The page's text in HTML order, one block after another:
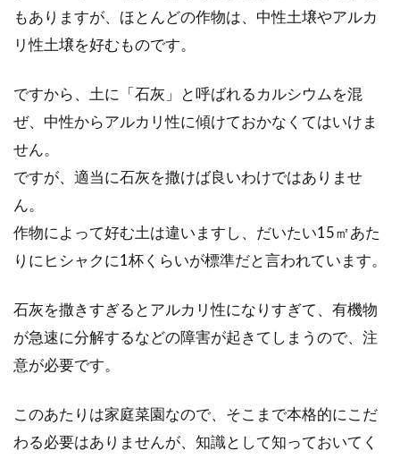
よね。味噌を使って料理することは沢山ありま
すが、そ...
トマトの栽培に適しているのは米ぬ
精米する際に必ず出てくる米ぬか。実は、ガー
したか？...
食生活改善と無理のないダイエット
でさらに健康になろう！
リーよりも減らすということです。そのために
もありますが、ほとんどの作物は、中性土壌やアルカ
リ性土壌を好むものです。
ですから、土に「石灰」と呼ばれるカルシウムを混
ぜ、中性からアルカリ性に傾けておかなくてはいけま
せん。
ですが、適当に石灰を撒けば良いわけではありませ
ん。
作物によって好む土は違いますし、だいたい15㎡あた
りにヒシャクに1杯くらいが標準だと言われています。
石灰を撒きすぎるとアルカリ性になりすぎて、有機物
が急速に分解するなどの障害が起きてしまうので、注
意が必要です。
このあたりは家庭菜園なので、そこまで本格的にこだ
わる必要はありませんが、知識として知っておいてく